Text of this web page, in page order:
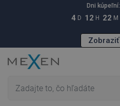
Dni kúpeľní:
4 D 12 H 22 M
Zobraziť